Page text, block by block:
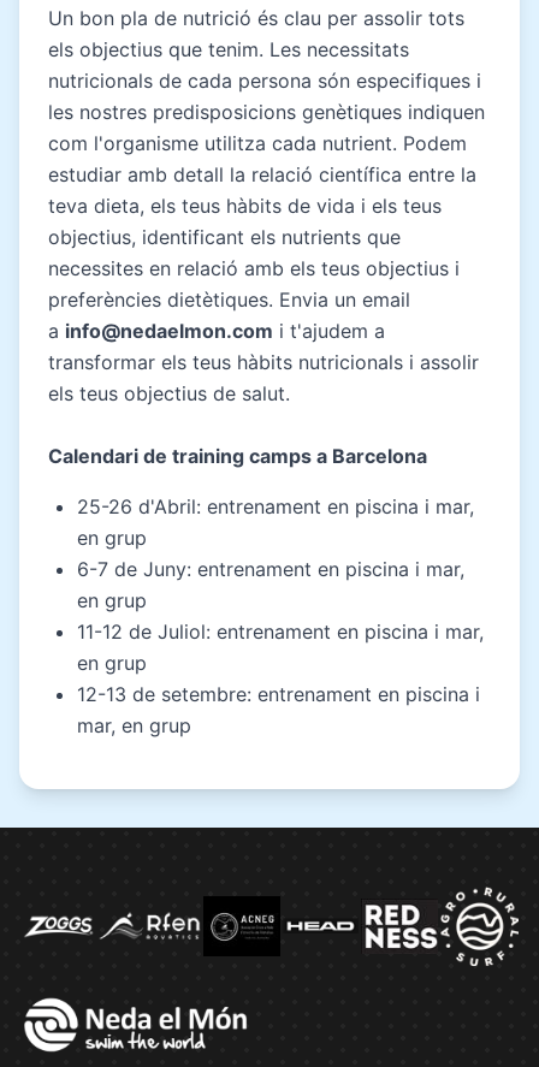
Un bon pla de nutrició és clau per assolir tots
els objectius que tenim. Les necessitats
nutricionals de cada persona són especifiques i
les nostres predisposicions genètiques indiquen
com l'organisme utilitza cada nutrient. Podem
estudiar amb detall la relació científica entre la
teva dieta, els teus hàbits de vida i els teus
objectius, identificant els nutrients que
necessites en relació amb els teus objectius i
preferències dietètiques. Envia un email
a info@nedaelmon.com i t'ajudem a
transformar els teus hàbits nutricionals i assolir
els teus objectius de salut.
Calendari de training camps a Barcelona
25-26 d'Abril: entrenament en piscina i mar,
en grup
6-7 de Juny: entrenament en piscina i mar,
en grup
11-12 de Juliol: entrenament en piscina i mar,
en grup
12-13 de setembre: entrenament en piscina i
mar, en grup